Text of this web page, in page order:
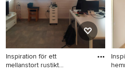
Inspiration för ett
mellanstort rustikt